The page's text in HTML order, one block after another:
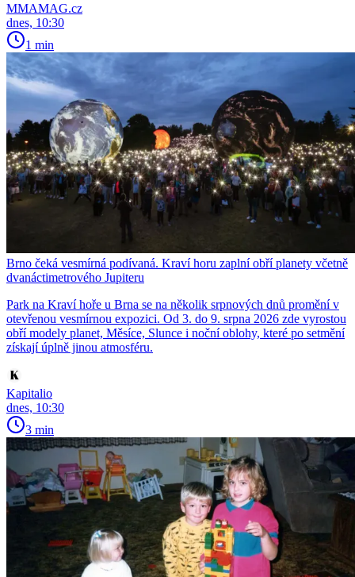
MMAMAG.cz
dnes, 10:30
1 min
Brno čeká vesmírná podívaná. Kraví horu zaplní obří planety včetně
dvanáctimetrového Jupiteru
Park na Kraví hoře u Brna se na několik srpnových dnů promění v
otevřenou vesmírnou expozici. Od 3. do 9. srpna 2026 zde vyrostou
obří modely planet, Měsíce, Slunce i noční oblohy, které po setmění
získají úplně jinou atmosféru.
Kapitalio
dnes, 10:30
3 min